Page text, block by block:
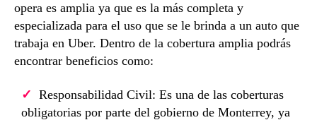
opera es amplia ya que es la más completa y
especializada para el uso que se le brinda a un auto que
trabaja en Uber. Dentro de la cobertura amplia podrás
encontrar beneficios como:
Responsabilidad Civil: Es una de las coberturas
obligatorias por parte del gobierno de Monterrey, ya